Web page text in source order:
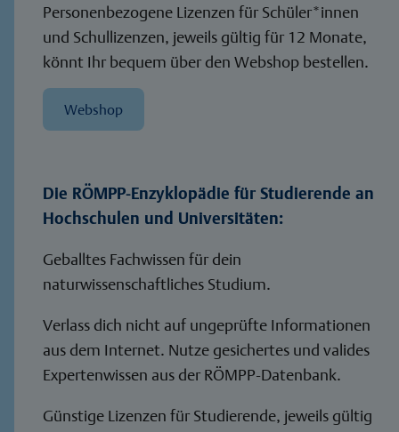
Personenbezogene Lizenzen für Schüler*innen
und Schullizenzen, jeweils gültig für 12 Monate,
könnt Ihr bequem über den Webshop bestellen.
Webshop
Die RÖMPP-Enzyklopädie für Studierende an
Hochschulen und Universitäten:
Geballtes Fachwissen für dein
naturwissenschaftliches Studium.
Verlass dich nicht auf ungeprüfte Informationen
aus dem Internet. Nutze gesichertes und valides
Expertenwissen aus der RÖMPP-Datenbank.
Günstige Lizenzen für Studierende, jeweils gültig